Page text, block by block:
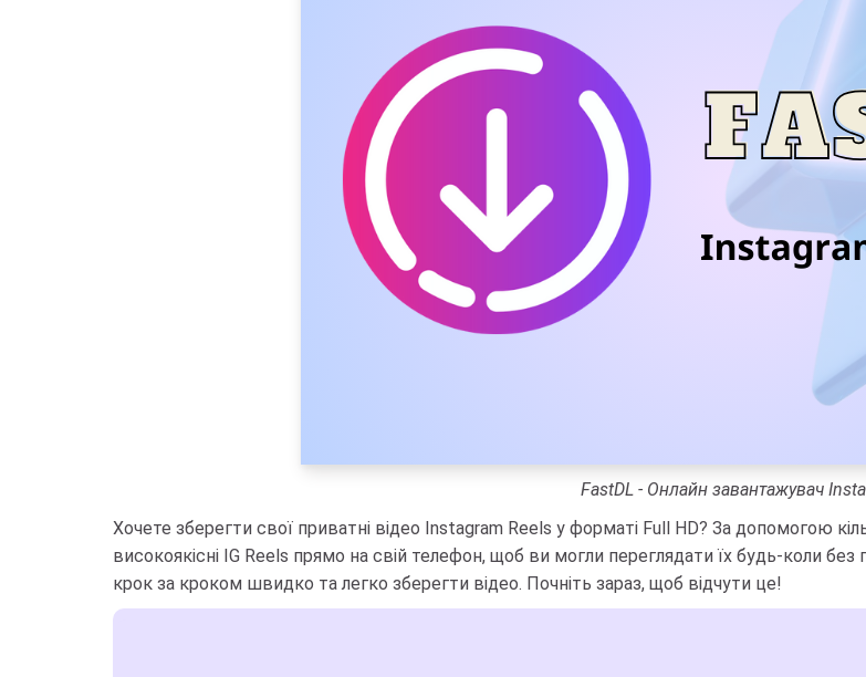
FastDL - Онлайн завантажувач
Хочете зберегти свої приватні відео Instagram Reels у форматі Full HD? За допомогою
високоякісні IG Reels прямо на свій телефон, щоб ви могли переглядати їх будь-коли
крок за кроком швидко та легко зберегти відео. Почніть зараз, щоб відчути це!